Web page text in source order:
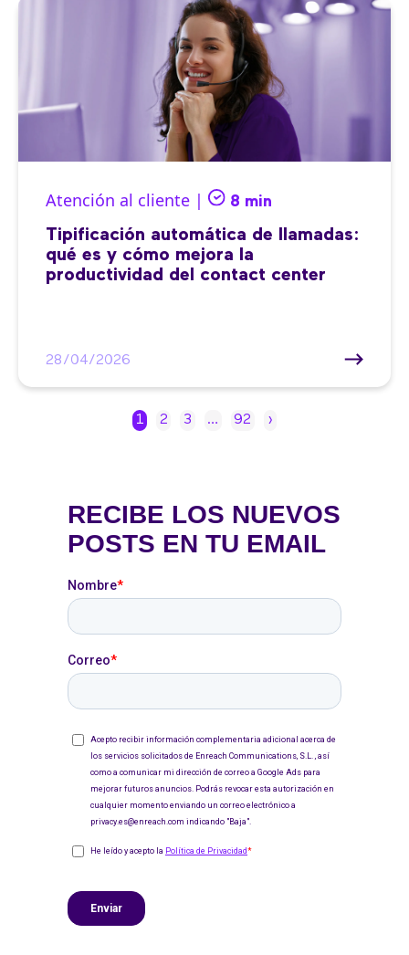
Atención al cliente | 8 min
Tipificación automática de llamadas:
qué es y cómo mejora la
productividad del contact center
28/04/2026
1 2 3 … 92 ›